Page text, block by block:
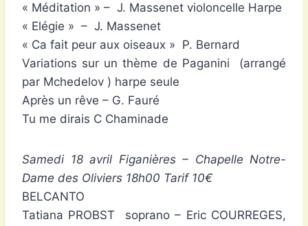
« Méditation » – J. Massenet violoncelle Harpe
« Elégie » – J. Massenet
« Ca fait peur aux oiseaux » P. Bernard
Variations sur un thème de Paganini (arrangé
par Mchedelov ) harpe seule
Après un rêve – G. Fauré
Tu me dirais C Chaminade
Samedi 18 avril Figanières – Chapelle Notre-
Dame des Oliviers 18h00 Tarif 10€
BELCANTO
Tatiana PROBST soprano – Eric COURREGES,